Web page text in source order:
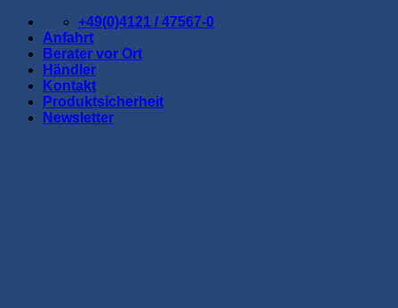
Zum
Inhalt
springen
+49(0)4121 / 47567-0
Anfahrt
Berater vor Ort
Händler
Kontakt
Produktsicherheit
Newsletter